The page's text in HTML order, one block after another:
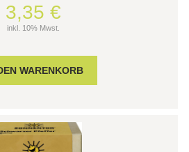
3,35 €
inkl. 10% Mwst.